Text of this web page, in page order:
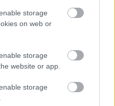
storage
on web or
storage
website or app.
storage
a kategóriában: 145